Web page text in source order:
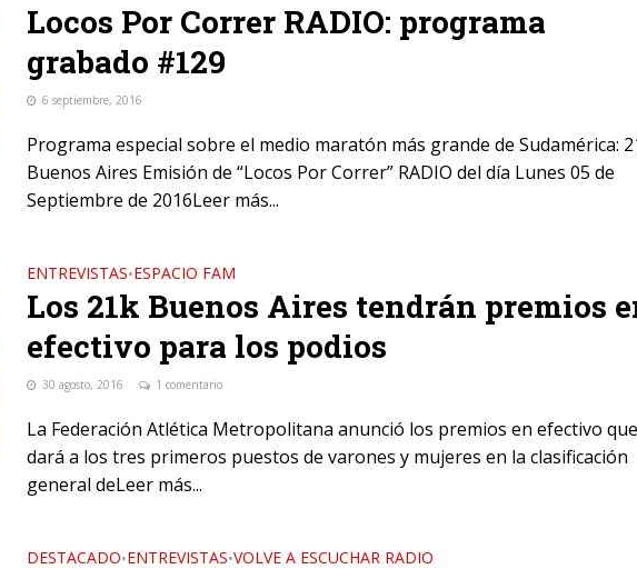
Locos Por Correr RADIO: programa
grabado #129
6 septiembre, 2016
Programa especial sobre el medio maratón más grande de Sudamérica:
Buenos Aires Emisión de “Locos Por Correr” RADIO del día Lunes 05 de
Septiembre de 2016Leer más...
ENTREVISTAS•ESPACIO FAM
Los 21k Buenos Aires tendrán premios
efectivo para los podios
30 agosto, 2016 1 comentario
La Federación Atlética Metropolitana anunció los premios en efectivo que
dará a los tres primeros puestos de varones y mujeres en la clasificación
general deLeer más...
DESTACADO•ENTREVISTAS•VOLVE A ESCUCHAR RADIO